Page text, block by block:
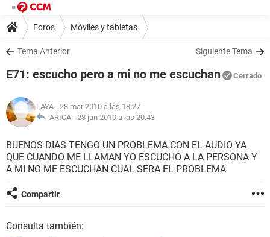
Foros Móviles y tabletas
Tema Anterior Siguiente Tema
E71: escucho pero a mi no me escuchan Cerrado
LAYA - 28 mar 2010 a las 18:27
ARICA - 28 jun 2010 a las 20:43
BUENOS DIAS TENGO UN PROBLEMA CON EL AUDIO YA
QUE CUANDO ME LLAMAN YO ESCUCHO A LA PERSONA Y
A MI NO ME ESCUCHAN CUAL SERA EL PROBLEMA
Compartir
Consulta también: